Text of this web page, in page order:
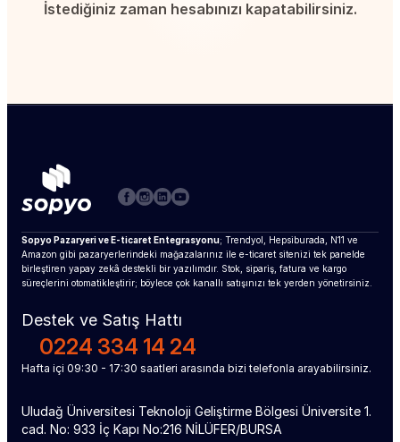
İstediğiniz zaman hesabınızı kapatabilirsiniz.
Sopyo Pazaryeri ve E-ticaret Entegrasyonu; Trendyol, Hepsiburada, N11 ve
Amazon gibi pazaryerlerindeki mağazalarınız ile e-ticaret sitenizi tek panelde
birleştiren yapay zekâ destekli bir yazılımdır. Stok, sipariş, fatura ve kargo
süreçlerini otomatikleştirir; böylece çok kanallı satışınızı tek yerden yönetirsiniz.
Destek ve Satış Hattı
0224 334 14 24
Hafta içi 09:30 - 17:30 saatleri arasında bizi telefonla arayabilirsiniz.
Uludağ Üniversitesi Teknoloji Geliştirme Bölgesi Üniversite 1.
cad. No: 933 İç Kapı No:216 NİLÜFER/BURSA